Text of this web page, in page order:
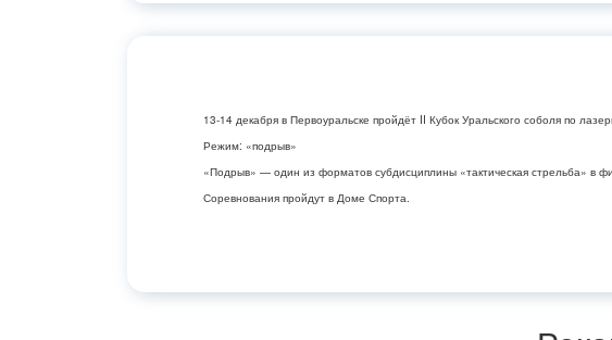
13-14 декабря в Первоуральске пройдёт II Кубок Уральского соболя по
Режим: «подрыв»
«Подрыв» — один из форматов субдисциплины «тактическая стрельба» в
Соревнования пройдут в Доме Спорта.